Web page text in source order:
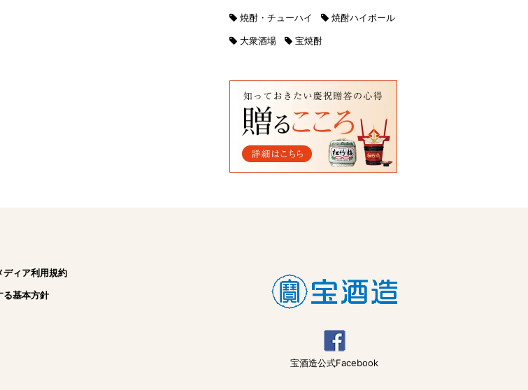
焼酎・チューハイ 焼酎ハイボール
大衆酒場 宝焼酎
ディア利用規約
る基本方針
宝酒造公式Facebook